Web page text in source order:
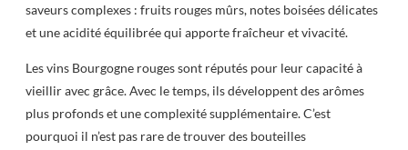
saveurs complexes : fruits rouges mûrs, notes boisées délicates
et une acidité équilibrée qui apporte fraîcheur et vivacité.
Les vins Bourgogne rouges sont réputés pour leur capacité à
vieillir avec grâce. Avec le temps, ils développent des arômes
plus profonds et une complexité supplémentaire. C’est
pourquoi il n’est pas rare de trouver des bouteilles